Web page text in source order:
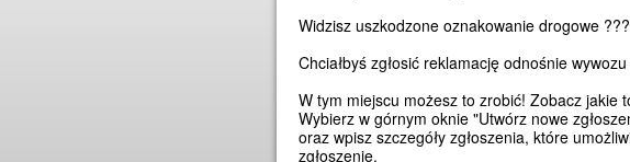
Widzisz uszkodzone oznakowanie drogowe ???
Chciałbyś zgłosić reklamację odnośnie
W tym miejscu możesz to zrobić! Zobacz jakie
Wybierz w górnym oknie "Utwórz nowe
oraz wpisz szczegóły zgłoszenia, które
zgłoszenie.